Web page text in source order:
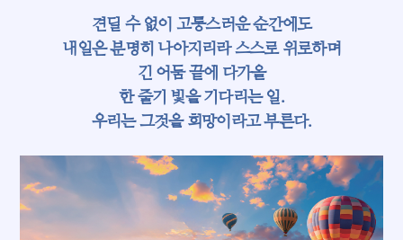
잡, MBTI
낼툰
이벤트
독자 라운지
견딜 수 없이 고통스러운 순간에도
내일은 분명히 나아지리라 스스로 위로하며
긴 어둠 끝에 다가올
한 줄기 빛을 기다리는 일.
우리는 그것을 희망이라고 부른다.